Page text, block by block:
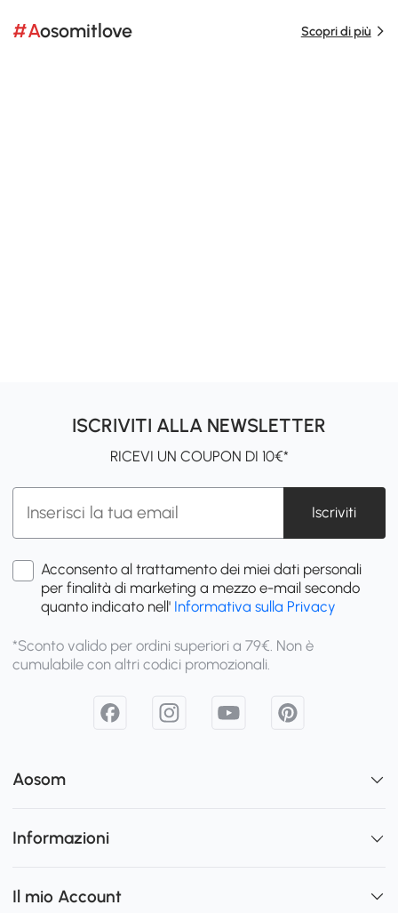
#Aosomitlove Scopri di più
ISCRIVITI ALLA NEWSLETTER
RICEVI UN COUPON DI 10€*
Iscriviti
Acconsento al trattamento dei miei dati personali
per finalità di marketing a mezzo e-mail secondo
quanto indicato nell' Informativa sulla Privacy
*Sconto valido per ordini superiori a 79€. Non è
cumulabile con altri codici promozionali.
Aosom
Informazioni
Il mio Account